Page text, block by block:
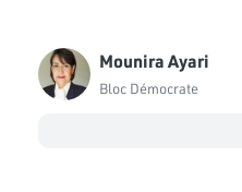
Mounira Ayari
Bloc Démocrate